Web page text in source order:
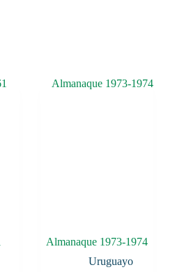
Almanaque 1973-1974
Uruguayo